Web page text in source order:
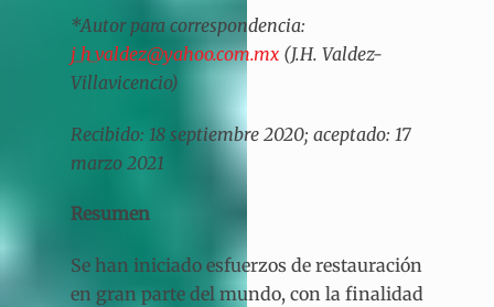
*Autor para correspondencia:
j_h_valdez@yahoo.com.mx (J.H. Valdez-
Villavicencio)
Recibido: 18 septiembre 2020; aceptado: 17
marzo 2021
Resumen
Se han iniciado esfuerzos de restauración
en gran parte del mundo, con la finalidad